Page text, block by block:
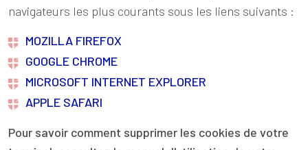
navigateurs les plus courants sous les liens suivants :
MOZILLA FIREFOX
GOOGLE CHROME
MICROSOFT INTERNET EXPLORER
APPLE SAFARI
Pour savoir comment supprimer les cookies de votre